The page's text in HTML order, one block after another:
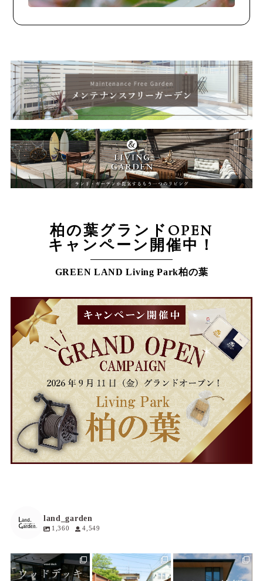
柏の葉グランドOPEN
キャンペーン開催中！
GREEN LAND Living Park柏の葉
land_garden
1,360 4,549
land_garden
7 0
land_garden
17 0
land_garden
18 0